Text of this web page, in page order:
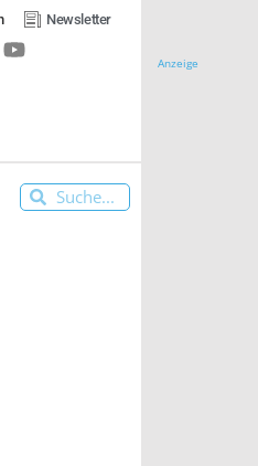
Newsletter
Anzeige